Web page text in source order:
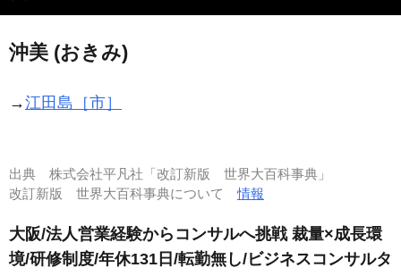
沖美 (おきみ)
→江田島［市］
出典 株式会社平凡社「改訂新版 世界大百科事典」
改訂新版 世界大百科事典について情報
大阪/法人営業経験からコンサルへ挑戦 裁量×成長環
境/研修制度/年休131日/転勤無し/ビジネスコンサルタ